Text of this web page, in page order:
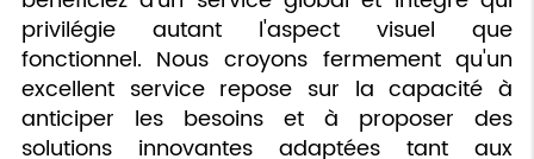
privilégie autant l'aspect visuel que
fonctionnel. Nous croyons fermement qu'un
excellent service repose sur la capacité à
anticiper les besoins et à proposer des
solutions innovantes adaptées tant aux